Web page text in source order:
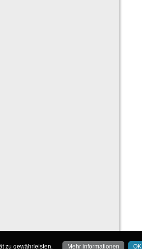
zu gewährleisten. Mehr informationen OK